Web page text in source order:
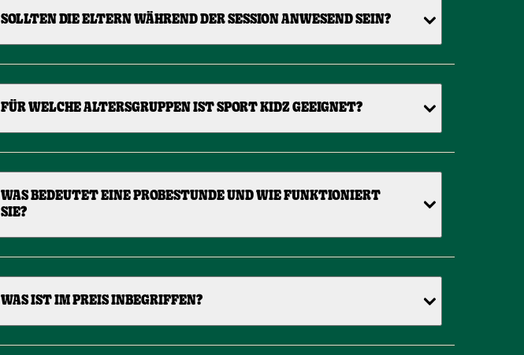
SOLLTEN DIE ELTERN WÄHREND DER SESSION ANWESEND SEIN?
FÜR WELCHE ALTERSGRUPPEN IST SPORT KIDZ GEEIGNET?
WAS BEDEUTET EINE PROBESTUNDE UND WIE FUNKTIONIERT
SIE?
WAS IST IM PREIS INBEGRIFFEN?